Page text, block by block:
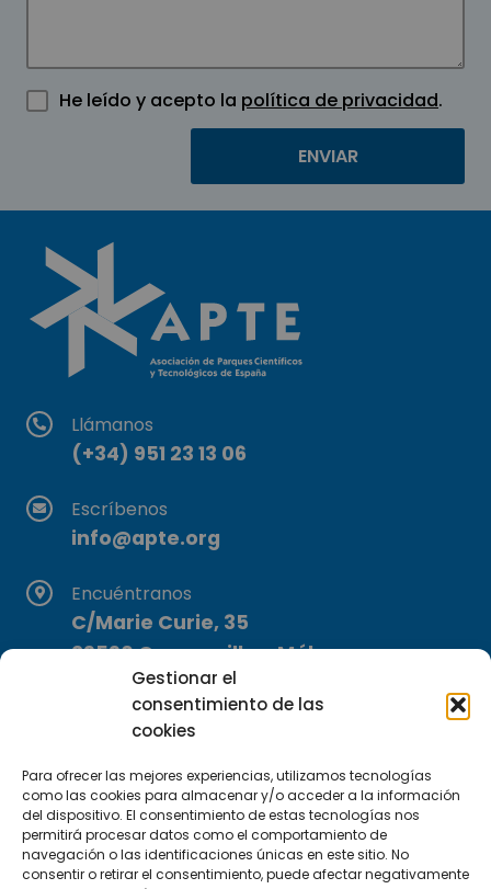
Gestionar el
consentimiento de las
cookies
Para ofrecer las mejores experiencias, utilizamos tecnologías
como las cookies para almacenar y/o acceder a la información
del dispositivo. El consentimiento de estas tecnologías nos
permitirá procesar datos como el comportamiento de
navegación o las identificaciones únicas en este sitio. No
consentir o retirar el consentimiento, puede afectar negativamente
He leído y acepto la política de privacidad.
Llámanos
(+34) 951 23 13 06
Escríbenos
info@apte.org
Encuéntranos
C/Marie Curie, 35
29590 Campanillas, Málaga
Suscríbete a nuestra Newsletter